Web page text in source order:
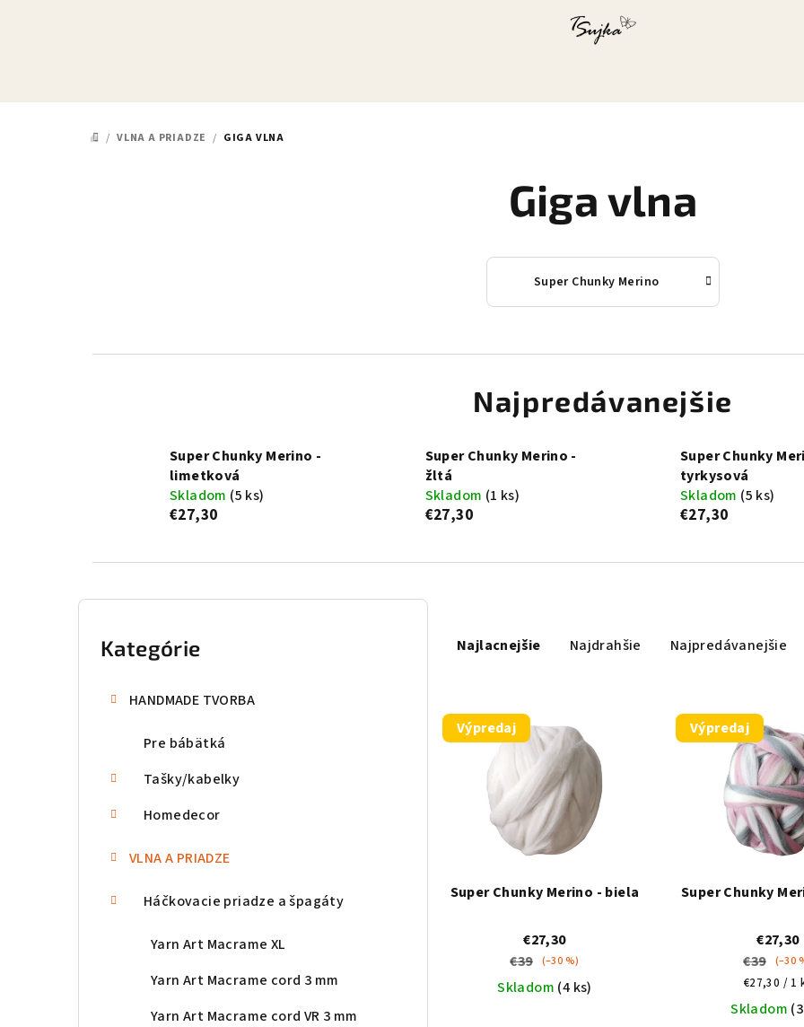
DOMOV
/ VLNA A PRIADZE / GIGA VLNA
Giga vlna
Super Chunky Merino
Najpredávanejšie
Super Chunky Merino -
limetková
Skladom (5 ks)
€27,30
Super Chunky Merino -
žltá
Skladom (1 ks)
€27,30
Super Chunky
tyrkysová
Skladom (5 ks)
€27,30
B
Preskočiť
kategórie
Kategórie
HANDMADE TVORBA
Pre bábätká
Tašky/kabelky
Homedecor
VLNA A PRIADZE
Háčkovacie priadze a špagáty
Yarn Art Macrame XL
Yarn Art Macrame cord 3 mm
Yarn Art Macrame cord VR 3 mm
a
e
r
Najlacnejšie Najdrahšie Najpredávanejšie
V
p
Výpredaj
Super Chunky Merino - biela
€27,30
€39
(–30 %)
Skladom (4 ks)
Výpredaj
Super Chunky
€27,30
€39
(–30
cena:
€27,30 / 1
Skladom